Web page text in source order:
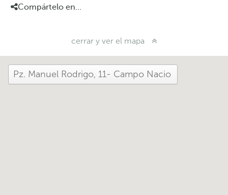
Compártelo en...
cerrar y ver el mapa